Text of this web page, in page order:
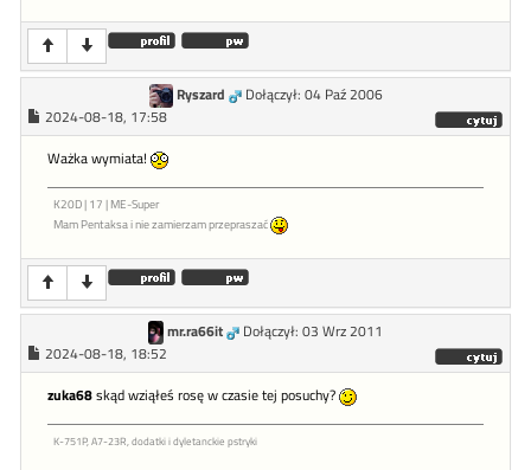
Ryszard
Dołączył: 04 Paź 2006
2024-08-18, 17:58
Ważka wymiata!
K20D | 17 | ME-Super
Mam Pentaksa i nie zamierzam przepraszać
mr.ra66it
Dołączył: 03 Wrz 2011
2024-08-18, 18:52
zuka68skąd wziąłeś rosę w czasie tej posuchy?
K-751P, A7-23R, dodatki i dyletanckie pstryki